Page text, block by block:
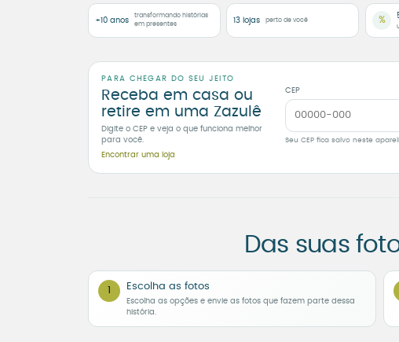
+10 anos
transformando histórias
em presentes
13 lojas perto de você %
PARA CHEGAR DO SEU JEITO
Receba em casa ou
retire em uma Zazulê
Digite o CEP e veja o que funciona melhor
para você.
Encontrar uma loja
CEP
Seu CEP fica salvo neste
Das suas
1 Escolha as fotos
Escolha as opções e envie as fotos que fazem parte dessa
história.